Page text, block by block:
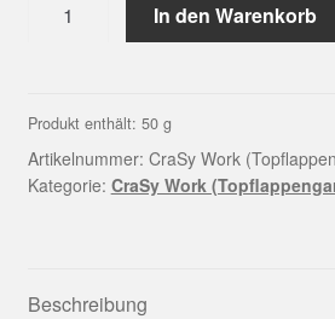
Work
Menge
In den Warenkorb
Produkt enthält: 50 g
Artikelnummer: CraSy Work
Kategorie: CraSy Work
Beschreibung